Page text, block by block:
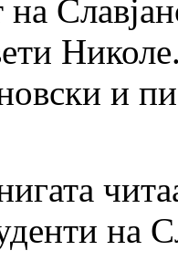
на
Николе.
и
на